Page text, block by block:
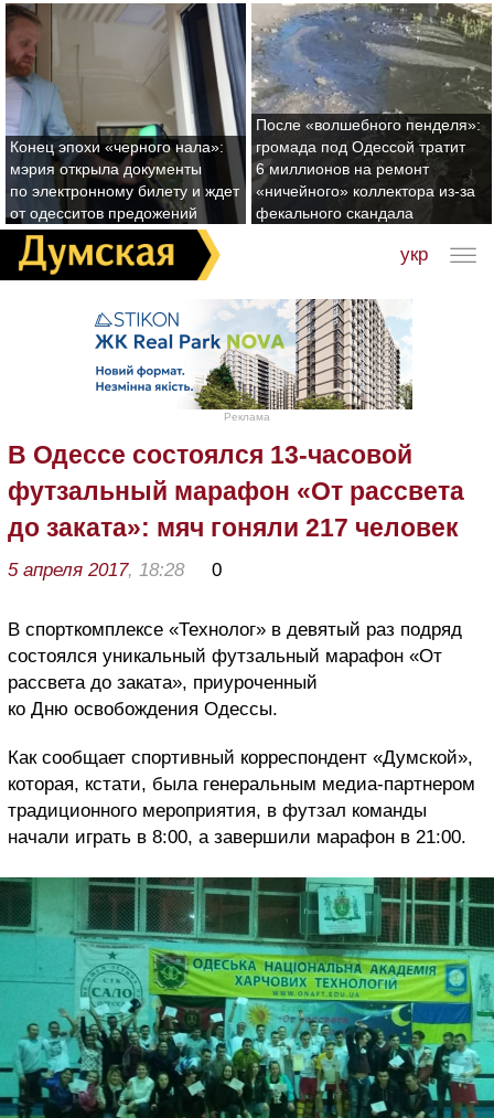
Конец эпохи «черного нала»:
мэрия открыла документы
по электронному билету и ждет
от одесситов предожений
После «волшебного пенделя»:
громада под Одессой тратит
6 миллионов на ремонт
«ничейного» коллектора из-за
фекального скандала
укр
Реклама
В Одессе состоялся 13-часовой
футзальный марафон «От рассвета
до заката»: мяч гоняли 217 человек
5 апреля 2017, 18:28 0
В спорткомплексе «Технолог» в девятый раз подряд
состоялся уникальный футзальный марафон «От
рассвета до заката», приуроченный
ко Дню освобождения Одессы.
Как сообщает спортивный корреспондент «Думской»,
которая, кстати, была генеральным медиа-партнером
традиционного мероприятия, в футзал команды
начали играть в 8:00, а завершили марафон в 21:00.